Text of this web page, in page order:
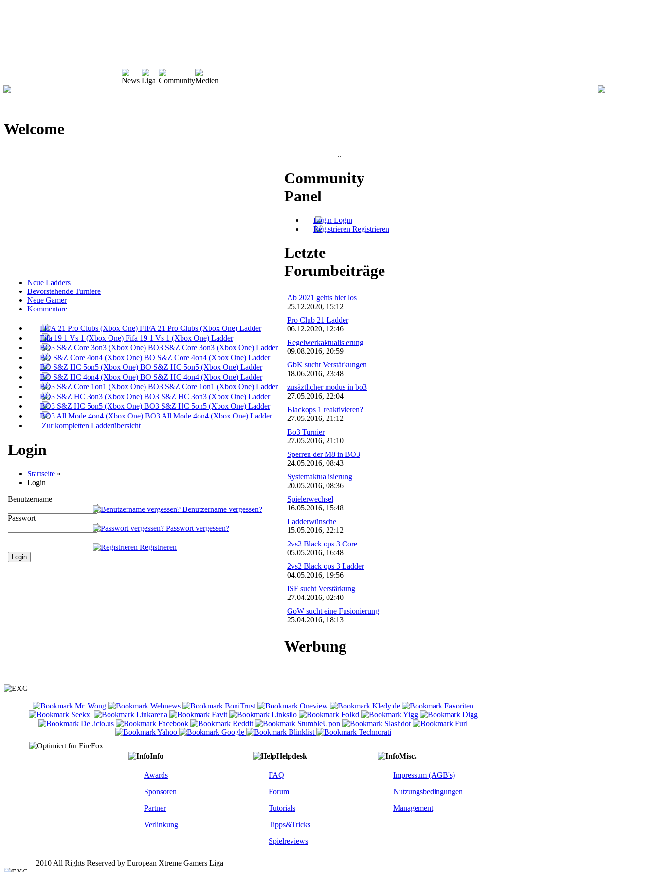
Welcome
Neue Ladders
Bevorstehende Turniere
Neue Gamer
Kommentare
FIFA 21 Pro Clubs (Xbox One) Ladder
Fifa 19 1 Vs 1 (Xbox One) Ladder
BO3 S&Z Core 3on3 (Xbox One) Ladder
BO S&Z Core 4on4 (Xbox One) Ladder
BO S&Z HC 5on5 (Xbox One) Ladder
BO S&Z HC 4on4 (Xbox One) Ladder
BO3 S&Z Core 1on1 (Xbox One) Ladder
BO3 S&Z HC 3on3 (Xbox One) Ladder
BO3 S&Z HC 5on5 (Xbox One) Ladder
BO3 All Mode 4on4 (Xbox One) Ladder
Zur kompletten Ladderübersicht
Login
Startseite »
Login
Benutzername
Benutzername vergessen?
Passwort
Passwort vergessen?
Registrieren
..
Community
Panel
Login
Registrieren
Letzte
Forumbeiträge
Ab 2021 gehts hier los
25.12.2020, 15:12
Pro Club 21 Ladder
06.12.2020, 12:46
Regelwerkaktualisierung
09.08.2016, 20:59
GbK sucht Verstärkungen
18.06.2016, 23:48
zusäztlicher modus in bo3
27.05.2016, 22:04
Blackops 1 reaktivieren?
27.05.2016, 21:12
Bo3 Turnier
27.05.2016, 21:10
Sperren der M8 in BO3
24.05.2016, 08:43
Systemaktualisierung
20.05.2016, 08:36
Spielerwechsel
16.05.2016, 15:48
Ladderwünsche
15.05.2016, 22:12
2vs2 Black ops 3 Core
05.05.2016, 16:48
2vs2 Black ops 3 Ladder
04.05.2016, 19:56
ISF sucht Verstärkung
27.04.2016, 02:40
GoW sucht eine Fusionierung
25.04.2016, 18:13
Werbung
Info
Awards
Sponsoren
Partner
Verlinkung
Helpdesk
FAQ
Forum
Tutorials
Tipps&Tricks
Spielreviews
Misc.
Impressum (AGB's)
Nutzungsbedingungen
Management
2010 All Rights Reserved by European Xtreme Gamers Liga